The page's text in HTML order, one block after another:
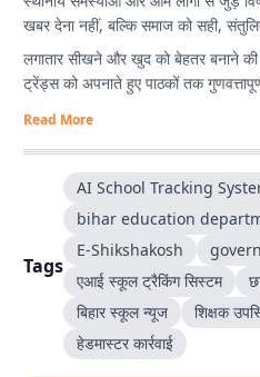
खबर देना नहीं, बल्कि समाज को सही,
लगातार सीखने और खुद को बेहतर बनाने
ट्रेंड्स को अपनाते हुए पाठकों तक
Read More
Tags
AI School Tracking
bihar education
E-Shikshakosh
एआई स्कूल ट्रैकिंग सिस्टम
बिहार स्कूल न्यूज
शिक्षक
हेडमास्टर कार्रवाई